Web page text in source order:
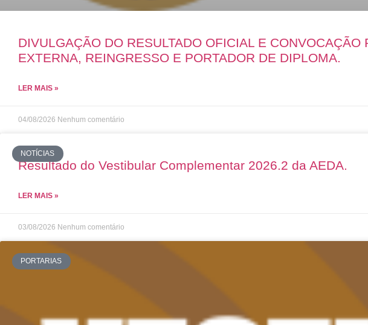
DIVULGAÇÃO DO RESULTADO OFICIAL E
EXTERNA, REINGRESSO E PORTADOR DE DIPLOMA.
LER MAIS »
04/08/2026 Nenhum comentário
NOTÍCIAS
Resultado do Vestibular Complementar 2026.2 da AEDA.
LER MAIS »
03/08/2026 Nenhum comentário
PORTARIAS